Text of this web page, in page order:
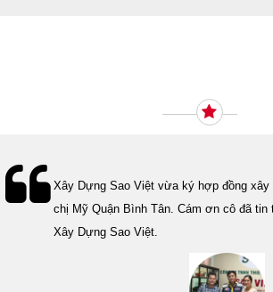
Lễ bàn giao nhà cho gia đình Cô Vân
đã tin tưởng, lựa chọn công ty Xây Dựng